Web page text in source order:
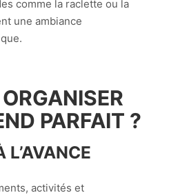
comme la raclette ou la
une ambiance
PARFAIT ?
L’AVANCE
activités et